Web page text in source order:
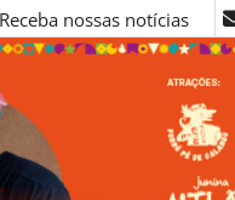
Receba nossas notícias